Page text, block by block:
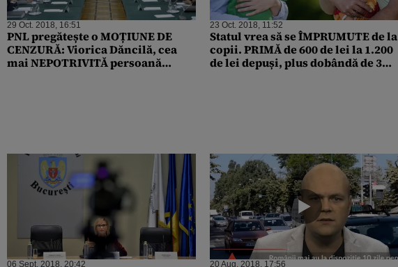
29 Oct. 2018, 16:51
PNL pregătește o MOȚIUNE DE
CENZURĂ: Viorica Dăncilă, cea
mai NEPOTRIVITĂ persoană
23 Oct. 2018, 11:52
Statul vrea să se ÎMPRUMUTE de la
copii. PRIMĂ de 600 de lei la 1.200
de lei depuși, plus dobândă de 3%
06 Sept. 2018, 20:42 20 Aug. 2018, 17:56